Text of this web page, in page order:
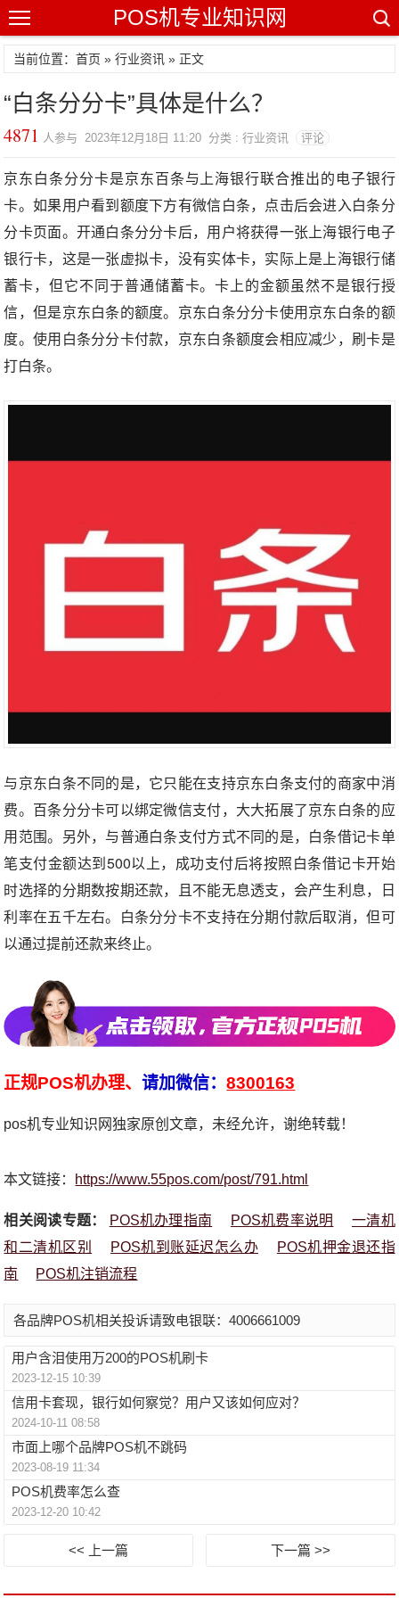
POS机专业知识网
当前位置：首页 »行业资讯 » 正文
“白条分分卡”具体是什么？
4871 人参与 2023年12月18日 11:20 分类 : 行业资讯 评论
京东白条分分卡是京东百条与上海银行联合推出的电子银行
卡。如果用户看到额度下方有微信白条，点击后会进入白条分
分卡页面。开通白条分分卡后，用户将获得一张上海银行电子
银行卡，这是一张虚拟卡，没有实体卡，实际上是上海银行储
蓄卡，但它不同于普通储蓄卡。卡上的金额虽然不是银行授
信，但是京东白条的额度。京东白条分分卡使用京东白条的额
度。使用白条分分卡付款，京东白条额度会相应减少，刷卡是
打白条。
与京东白条不同的是，它只能在支持京东白条支付的商家中消
费。百条分分卡可以绑定微信支付，大大拓展了京东白条的应
用范围。另外，与普通白条支付方式不同的是，白条借记卡单
笔支付金额达到500以上，成功支付后将按照白条借记卡开始
时选择的分期数按期还款，且不能无息透支，会产生利息，日
利率在五千左右。白条分分卡不支持在分期付款后取消，但可
以通过提前还款来终止。
正规POS机办理、请加微信：8300163
pos机专业知识网独家原创文章，未经允许，谢绝转载！
本文链接： https://www.55pos.com/post/791.html
相关阅读专题： POS机办理指南 POS机费率说明
一清机
和二清机区别
POS机到账延迟怎么办
POS机押金退还指
南
POS机注销流程
各品牌POS机相关投诉请致电银联：4006661009
用户含泪使用万200的POS机刷卡
2023-12-15 10:39
信用卡套现，银行如何察觉？用户又该如何应对？
2024-10-11 08:58
市面上哪个品牌POS机不跳码
2023-08-19 11:34
POS机费率怎么查
2023-12-20 10:42
<< 上一篇 下一篇 >>